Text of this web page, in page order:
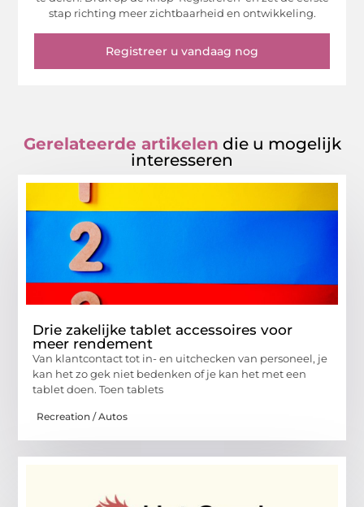
stap richting meer zichtbaarheid en ontwikkeling.
Registreer u vandaag nog
Gerelateerde artikelen die u mogelijk
interesseren
Drie zakelijke tablet accessoires voor
meer rendement
Van klantcontact tot in- en uitchecken van personeel, je
kan het zo gek niet bedenken of je kan het met een
tablet doen. Toen tablets
Recreation / Autos